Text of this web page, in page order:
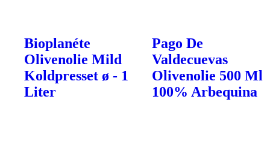
Bioplanéte
Olivenolie Mild
Koldpresset ø - 1
Liter
Pago De
Valdecuevas
Olivenolie 500 Ml
100% Arbequina